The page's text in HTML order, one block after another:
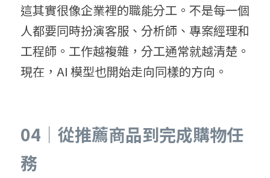
這其實很像企業裡的職能分工。不是每一個
人都要同時扮演客服、分析師、專案經理和
工程師。工作越複雜，分工通常就越清楚。
現在，AI 模型也開始走向同樣的方向。
04｜從推薦商品到完成購物任
務